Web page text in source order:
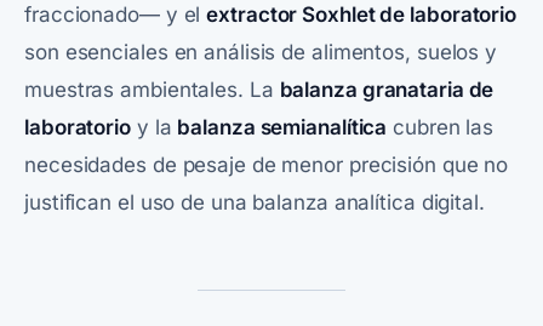
fraccionado— y elextractor Soxhlet de laboratorio
son esenciales en análisis de alimentos, suelos y
muestras ambientales. La balanza granataria de
laboratorioy la balanza semianalítica cubren las
necesidades de pesaje de menor precisión que no
justifican el uso de una balanza analítica digital.